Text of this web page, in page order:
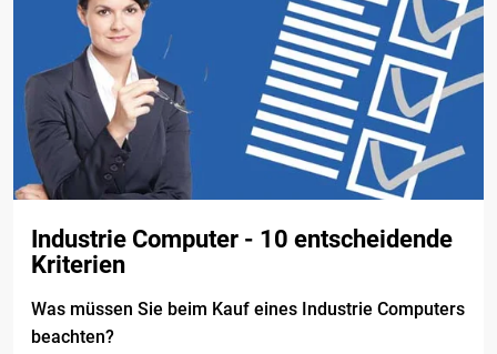
Industrie Computer - 10 entscheidende
Kriterien
Was müssen Sie beim Kauf eines Industrie Computers
beachten?